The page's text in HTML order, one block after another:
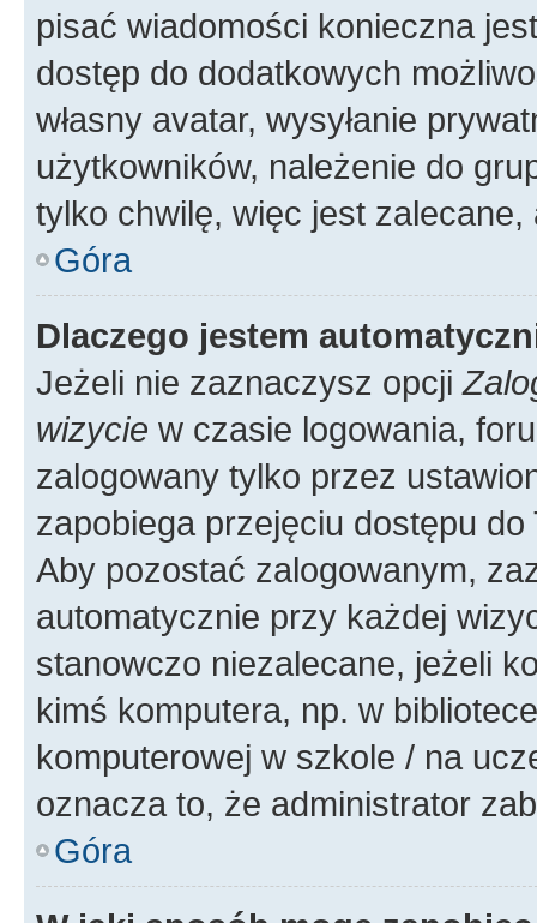
pisać wiadomości konieczna
dostęp do dodatkowych
własny avatar, wysyłanie
użytkowników, należenie do
tylko chwilę, więc jest zalecane,
Góra
Dlaczego jestem
Jeżeli nie zaznaczysz opcji
wizycie w czasie logowania,
zalogowany tylko przez
zapobiega przejęciu dostępu
Aby pozostać zalogowanym,
automatycznie przy każdej
stanowczo niezalecane, jeżeli
kimś komputera, np. w
komputerowej w szkole / na
oznacza to, że administrator
Góra